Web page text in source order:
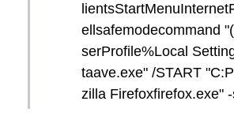
ellsafemodecommand
serProfile%Local
taave.exe" /START
zilla Firefoxfirefox.exe"